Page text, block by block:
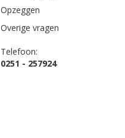
Opzeggen
Overige vragen
Telefoon:
0251 - 257924